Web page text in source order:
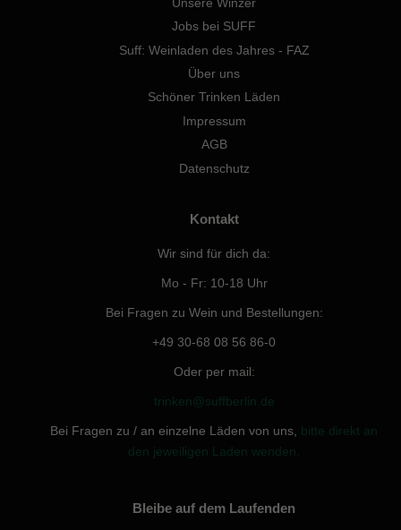
Unsere Winzer
Jobs bei SUFF
Suff: Weinladen des Jahres - FAZ
Über uns
Schöner Trinken Läden
Impressum
AGB
Datenschutz
Kontakt
Wir sind für dich da:
Mo - Fr: 10-18 Uhr
Bei Fragen zu Wein und Bestellungen:
+49 30-68 08 56 86-0
Oder per mail:
trinken@suffberlin.de
Bei Fragen zu / an einzelne Läden von uns, bitte direkt an
den jeweiligen Laden wenden.
Bleibe auf dem Laufenden